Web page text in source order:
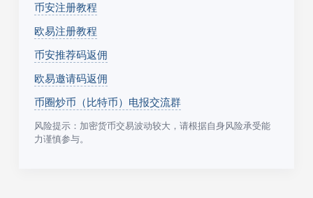
币安注册教程
欧易注册教程
币安推荐码返佣
欧易邀请码返佣
币圈炒币（比特币）电报交流群
风险提示：加密货币交易波动较大，请根据自身风险承受能
力谨慎参与。